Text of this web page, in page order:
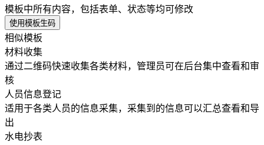
模板中所有内容，包括表单、状态等均可修改
使用模板生码
相似模板
材料收集
通过二维码快速收集各类材料，管理员可在后台集中查看和审
核
人员信息登记
适用于各类人员的信息采集，采集到的信息可以汇总查看和导
出
水电抄表